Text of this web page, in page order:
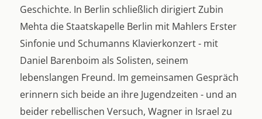
Geschichte. In Berlin schließlich dirigiert Zubin
Mehta die Staatskapelle Berlin mit Mahlers Erster
Sinfonie und Schumanns Klavierkonzert - mit
Daniel Barenboim als Solisten, seinem
lebenslangen Freund. Im gemeinsamen Gespräch
erinnern sich beide an ihre Jugendzeiten - und an
beider rebellischen Versuch, Wagner in Israel zu